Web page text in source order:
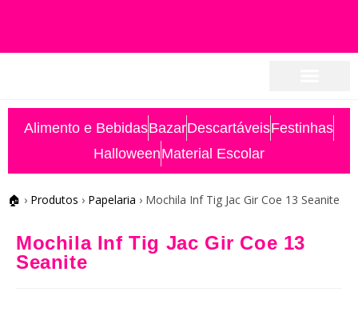
Alimento e BebidasBazarDescartáveisFestinhas
HalloweenMaterial Escolar
🏠 › Produtos › Papelaria › Mochila Inf Tig Jac Gir Coe 13 Seanite
Mochila Inf Tig Jac Gir Coe 13
Seanite